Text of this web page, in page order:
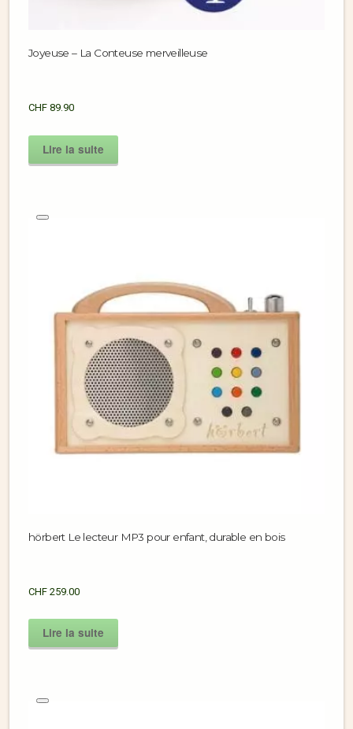
Joyeuse – La Conteuse merveilleuse
CHF 89.90
Lire la suite
hörbert Le lecteur MP3 pour enfant, durable en bois
CHF 259.00
Lire la suite